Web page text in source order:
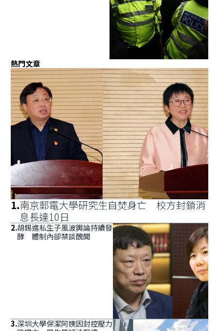
熱門文章
1.南京郵電大學研究生自焚身亡 校方封鎖消
息長達10日
2.胡錫進私生子風波輿論持續發
酵 體制內卻禁談醜聞
3.深圳大學保潔阿姨因封控壓力